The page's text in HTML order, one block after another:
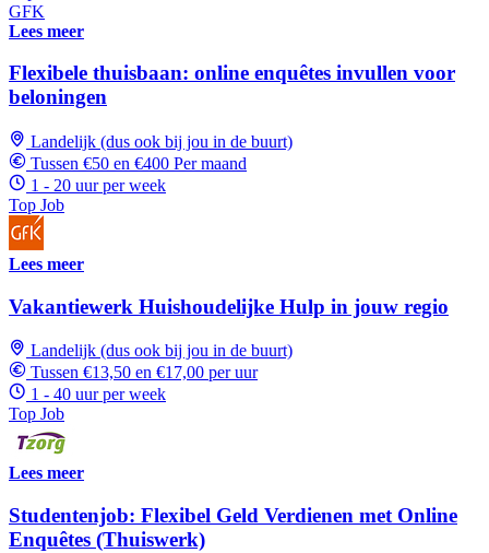
GFK
Lees meer
Flexibele thuisbaan: online enquêtes invullen voor
beloningen
Landelijk (dus ook bij jou in de buurt)
Tussen €50 en €400 Per maand
1 - 20 uur per week
Top Job
Lees meer
Vakantiewerk Huishoudelijke Hulp in jouw regio
Landelijk (dus ook bij jou in de buurt)
Tussen €13,50 en €17,00 per uur
1 - 40 uur per week
Top Job
Lees meer
Studentenjob: Flexibel Geld Verdienen met Online
Enquêtes (Thuiswerk)